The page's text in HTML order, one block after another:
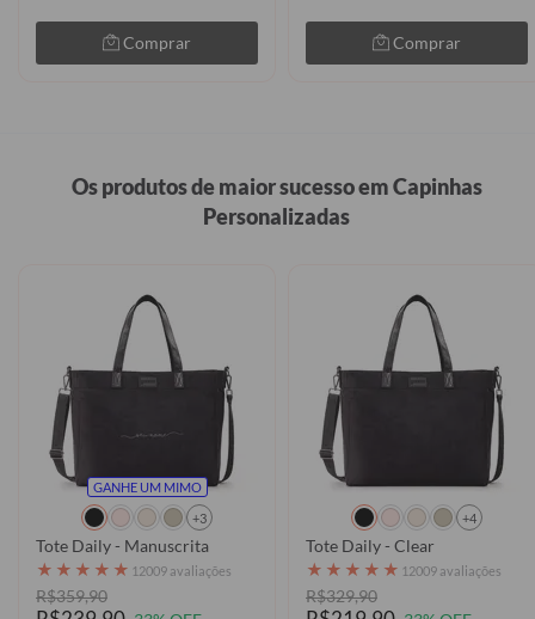
Comprar Comprar
Os produtos de maior sucesso em Capinhas
Personalizadas
GANHE UM MIMO
+3
Tote Daily - Manuscrita
★ ★ ★ ★ ★ 12009 avaliações
R$359,90
+4
Tote Daily - Clear
★ ★ ★ ★ ★ 12009 avaliações
R$329,90